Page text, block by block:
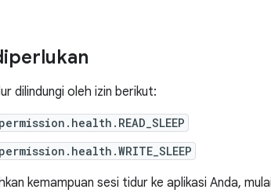
dilindungi oleh izin berikut:
kemampuan sesi tidur ke aplikasi Anda,